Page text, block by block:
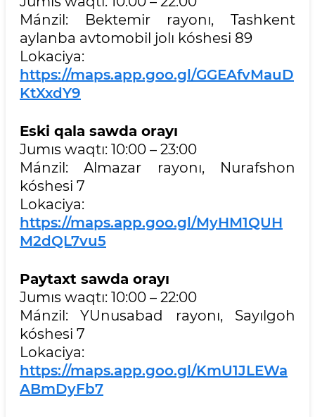
Mánzil: Bektemir rayonı, Tashkent
aylanba avtomobil jolı kóshesi 89
Lokaciya:
https://maps.app.goo.gl/GGEAfvMauD
KtXxdY9
Eski qala sawda orayı
Jumıs waqtı: 10:00 – 23:00
Mánzil: Almazar rayonı, Nurafshon
kóshesi 7
Lokaciya:
https://maps.app.goo.gl/MyHM1QUH
M2dQL7vu5
Paytaxt sawda orayı
Jumıs waqtı: 10:00 – 22:00
Mánzil: YUnusabad rayonı, Sayılgoh
kóshesi 7
Lokaciya:
https://maps.app.goo.gl/KmU1JLEWa
ABmDyFb7